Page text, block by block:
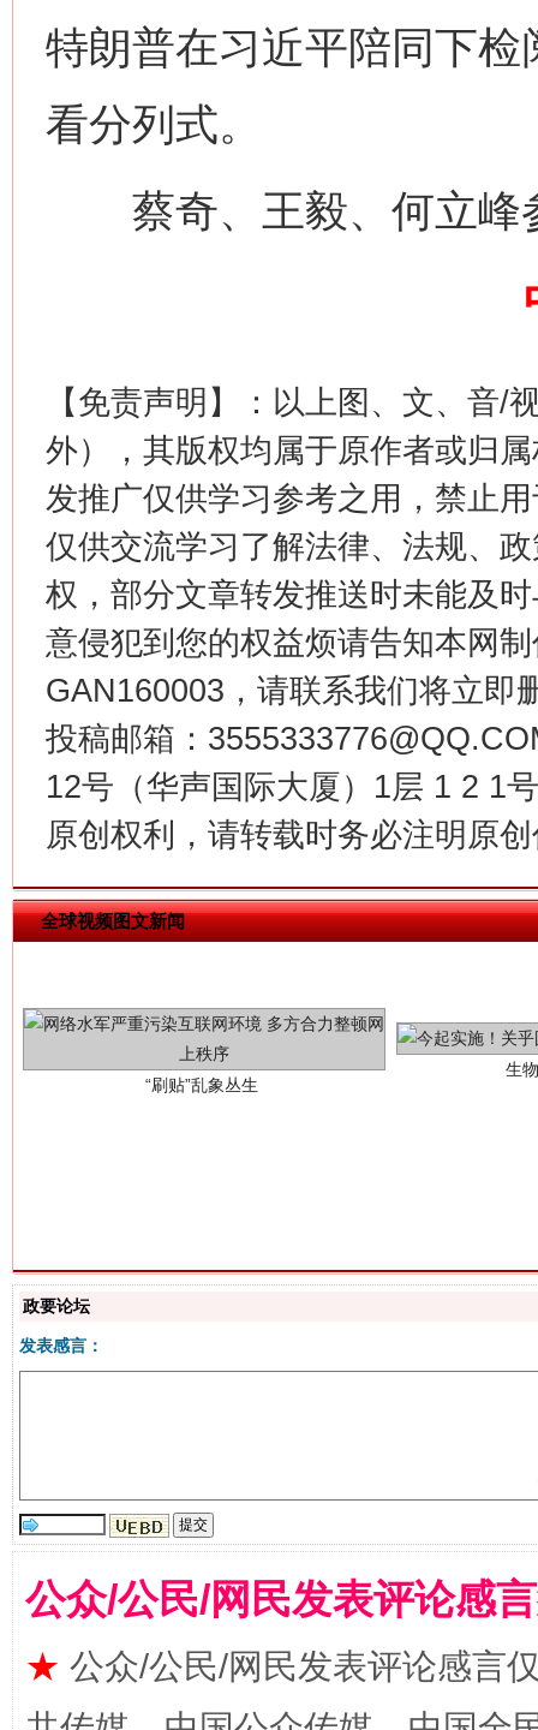
特朗普在习近平陪同下
看分列式。
蔡奇、王毅、何立峰
【免责声明】：以上图、文、音/
外），其版权均属于原作者或归
发推广仅供学习参考之用，禁止
仅供交流学习了解法律、法规、
权，部分文章转发推送时未能及
意侵犯到您的权益烦请告知本网
GAN160003，请联系我们将立即
投稿邮箱：
12号（华声国际大厦）1层 1 2 1
原创权利，请转载时务必注明原
全球视频图文新闻
在谋一域中谋全局
习近平的博鳌关键词
魏明亮
“刷贴”乱象丛生
生
政要论坛
发表感言：
公众/公民/网民发表评论感
★ 公众/公民/网民发表评论感言